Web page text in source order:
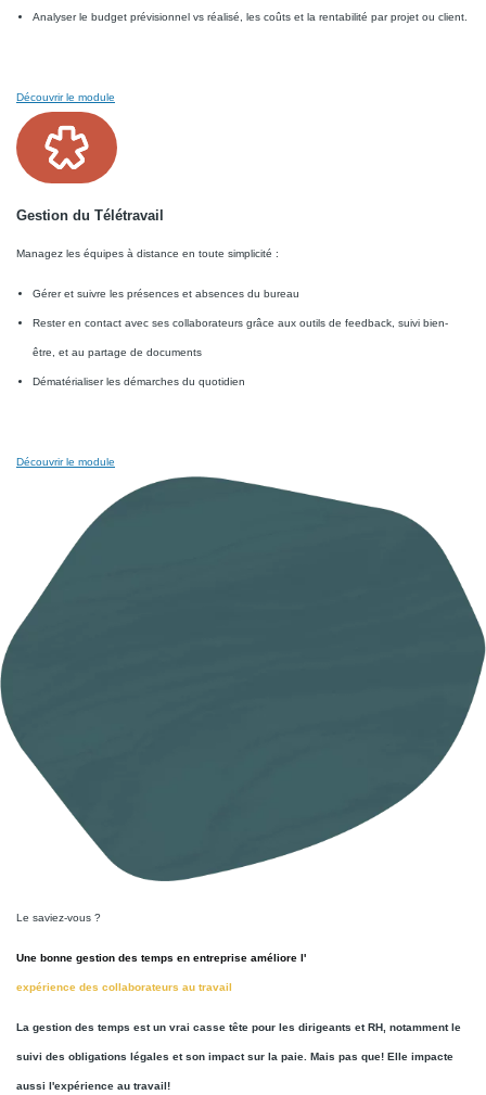
Analyser le budget prévisionnel vs réalisé, les coûts et la rentabilité par projet ou client.
Découvrir le module
Gestion du Télétravail
Managez les équipes à distance en toute simplicité :
Gérer et suivre les présences et absences du bureau
Rester en contact avec ses collaborateurs grâce aux outils de feedback, suivi bien-
être, et au partage de documents
Dématérialiser les démarches du quotidien
Découvrir le module
Le saviez-vous ?
Une bonne gestion des temps en entreprise améliore l'
expérience des collaborateurs au travail
La gestion des temps est un vrai casse tête pour les dirigeants et RH, notamment le
suivi des obligations légales et son impact sur la paie. Mais pas que! Elle impacte
aussi l'expérience au travail!